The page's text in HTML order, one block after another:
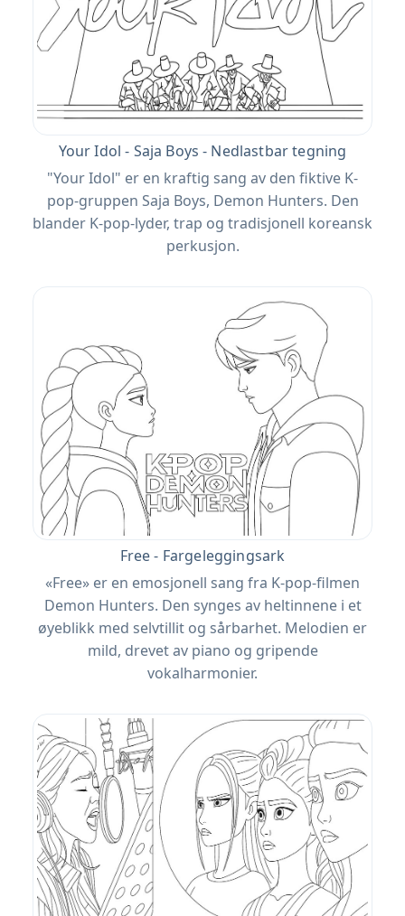
Your Idol - Saja Boys - Nedlastbar tegning
"Your Idol" er en kraftig sang av den fiktive K-
pop-gruppen Saja Boys, Demon Hunters. Den
blander K-pop-lyder, trap og tradisjonell koreansk
perkusjon.
Free - Fargeleggingsark
«Free» er en emosjonell sang fra K-pop-filmen
Demon Hunters. Den synges av heltinnene i et
øyeblikk med selvtillit og sårbarhet. Melodien er
mild, drevet av piano og gripende
vokalharmonier.